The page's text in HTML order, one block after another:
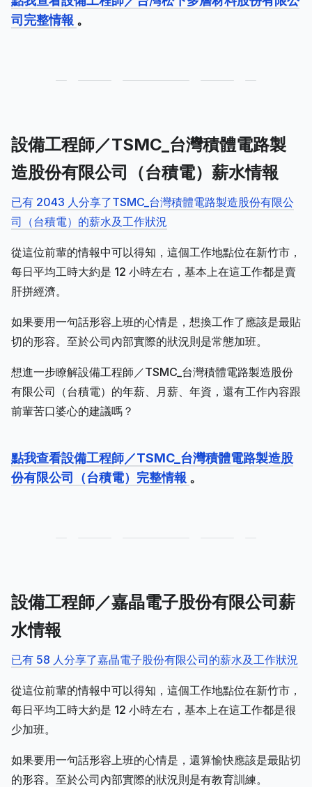
司完整情報 。
設備工程師／TSMC_台灣積體電路製
造股份有限公司（台積電）薪水情報
已有 2043 人分享了TSMC_台灣積體電路製造股份有限公
司（台積電）的薪水及工作狀況
從這位前輩的情報中可以得知，這個工作地點位在新竹市，
每日平均工時大約是 12 小時左右，基本上在這工作都是賣
肝拼經濟。
如果要用一句話形容上班的心情是，想換工作了應該是最貼
切的形容。至於公司內部實際的狀況則是常態加班。
想進一步瞭解設備工程師／TSMC_台灣積體電路製造股份
有限公司（台積電）的年薪、月薪、年資，還有工作內容跟
前輩苦口婆心的建議嗎？
點我查看設備工程師／TSMC_台灣積體電路製造股
份有限公司（台積電）完整情報 。
設備工程師／嘉晶電子股份有限公司薪
水情報
已有 58 人分享了嘉晶電子股份有限公司的薪水及工作狀況
從這位前輩的情報中可以得知，這個工作地點位在新竹市，
每日平均工時大約是 12 小時左右，基本上在這工作都是很
少加班。
如果要用一句話形容上班的心情是，還算愉快應該是最貼切
的形容。至於公司內部實際的狀況則是有教育訓練。